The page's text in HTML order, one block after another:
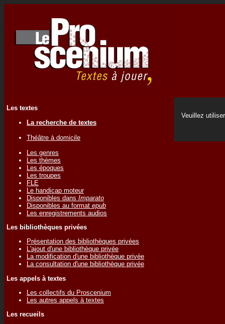
Les textes
La recherche de textes
Théâtre à domicile
Les genres
Les thèmes
Les époques
Les troupes
FLE
Le handicap moteur
Disponibles dans Imparato
Disponibles au format epub
Les enregistrements audios
Les bibliothèques privées
Présentation des bibliothèques privées
L'ajout d'une bibliothèque privée
La modification d'une bibliothèque privée
La consultation d'une bibliothèque privée
Les appels à textes
Les collectifs du Proscenium
Les autres appels à textes
Les recueils
Veuillez